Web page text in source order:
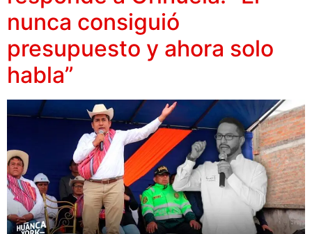
nunca consiguió
presupuesto y ahora solo
habla”